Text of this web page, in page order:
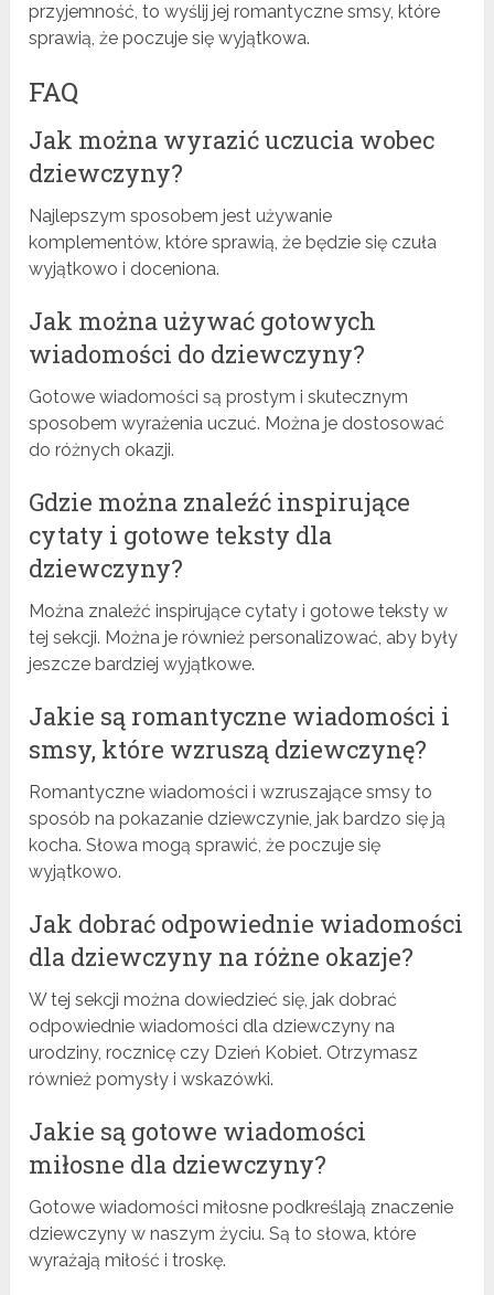
przyjemność, to wyślij jej romantyczne smsy, które
sprawią, że poczuje się wyjątkowa.
FAQ
Jak można wyrazić uczucia wobec
dziewczyny?
Najlepszym sposobem jest używanie
komplementów, które sprawią, że będzie się czuła
wyjątkowo i doceniona.
Jak można używać gotowych
wiadomości do dziewczyny?
Gotowe wiadomości są prostym i skutecznym
sposobem wyrażenia uczuć. Można je dostosować
do różnych okazji.
Gdzie można znaleźć inspirujące
cytaty i gotowe teksty dla
dziewczyny?
Można znaleźć inspirujące cytaty i gotowe teksty w
tej sekcji. Można je również personalizować, aby były
jeszcze bardziej wyjątkowe.
Jakie są romantyczne wiadomości i
smsy, które wzruszą dziewczynę?
Romantyczne wiadomości i wzruszające smsy to
sposób na pokazanie dziewczynie, jak bardzo się ją
kocha. Słowa mogą sprawić, że poczuje się
wyjątkowo.
Jak dobrać odpowiednie wiadomości
dla dziewczyny na różne okazje?
W tej sekcji można dowiedzieć się, jak dobrać
odpowiednie wiadomości dla dziewczyny na
urodziny, rocznicę czy Dzień Kobiet. Otrzymasz
również pomysły i wskazówki.
Jakie są gotowe wiadomości
miłosne dla dziewczyny?
Gotowe wiadomości miłosne podkreślają znaczenie
dziewczyny w naszym życiu. Są to słowa, które
wyrażają miłość i troskę.